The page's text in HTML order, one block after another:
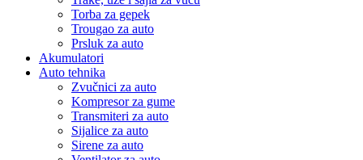
Torba za gepek
Trougao za auto
Prsluk za auto
Akumulatori
Auto tehnika
Zvučnici za auto
Kompresor za gume
Transmiteri za auto
Sijalice za auto
Sirene za auto